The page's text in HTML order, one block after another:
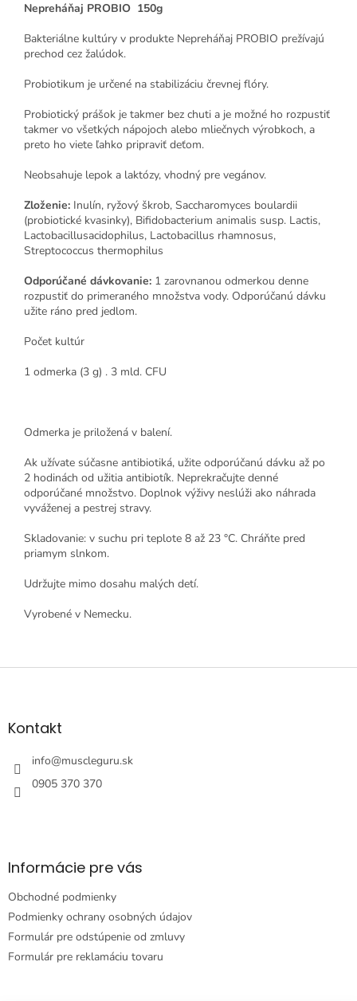
Nepreháňaj PROBIO 150g
Bakteriálne kultúry v produkte Nepreháňaj PROBIO prežívajú
prechod cez žalúdok.
Probiotikum je určené na stabilizáciu črevnej flóry.
Probiotický prášok je takmer bez chuti a je možné ho rozpustiť
takmer vo všetkých nápojoch alebo mliečnych výrobkoch, a
preto ho viete ľahko pripraviť deťom.
Neobsahuje lepok a laktózy, vhodný pre vegánov.
Zloženie: Inulín, ryžový škrob, Saccharomyces boulardii
(probiotické kvasinky), Bifidobacterium animalis susp. Lactis,
Lactobacillusacidophilus, Lactobacillus rhamnosus,
Streptococcus thermophilus
Odporúčané dávkovanie: 1 zarovnanou odmerkou denne
rozpustiť do primeraného množstva vody. Odporúčanú dávku
užite ráno pred jedlom.
Počet kultúr
1 odmerka (3 g) . 3 mld. CFU
Odmerka je priložená v balení.
Ak užívate súčasne antibiotiká, užite odporúčanú dávku až po
2 hodinách od užitia antibiotík. Neprekračujte denné
odporúčané množstvo. Doplnok výživy neslúži ako náhrada
vyváženej a pestrej stravy.
Skladovanie: v suchu pri teplote 8 až 23 °C. Chráňte pred
priamym slnkom.
Udržujte mimo dosahu malých detí.
Vyrobené v Nemecku.
Z
äKontakt
info@muscleguru.sk
0905 370 370
Informácie pre vás
Obchodné podmienky
Podmienky ochrany osobných údajov
Formulár pre odstúpenie od zmluvy
Formulár pre reklamáciu tovaru